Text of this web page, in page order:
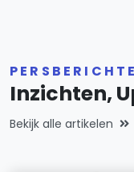
Inzichten,
Bekijk alle artikelen